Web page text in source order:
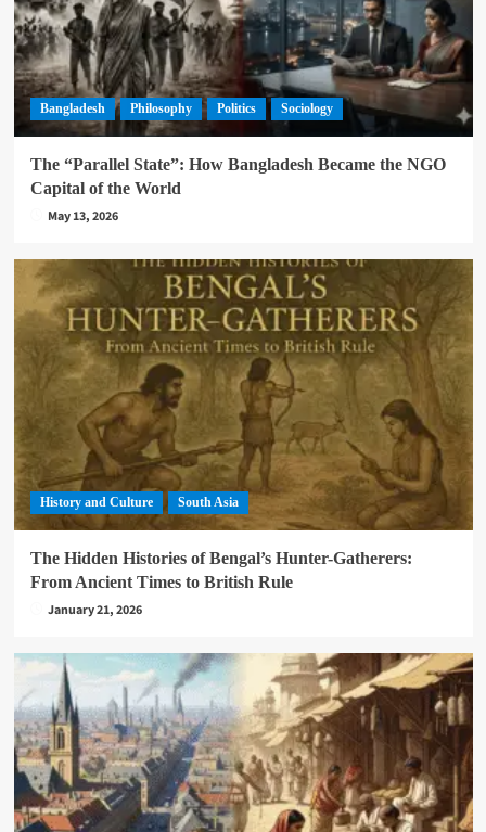
Bangladesh Philosophy Politics Sociology
The “Parallel State”: How Bangladesh Became the NGO
Capital of the World
May 13, 2026
History and Culture South Asia
The Hidden Histories of Bengal’s Hunter-Gatherers:
From Ancient Times to British Rule
January 21, 2026